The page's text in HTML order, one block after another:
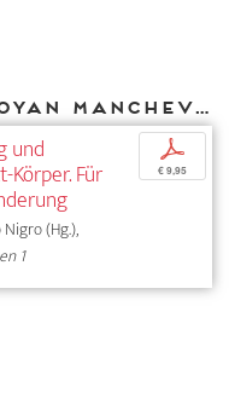
Weitere Texte von Boyan Manchev bei DIAPHANES
und
Für
(Hg.),
1
p
€ 9,95